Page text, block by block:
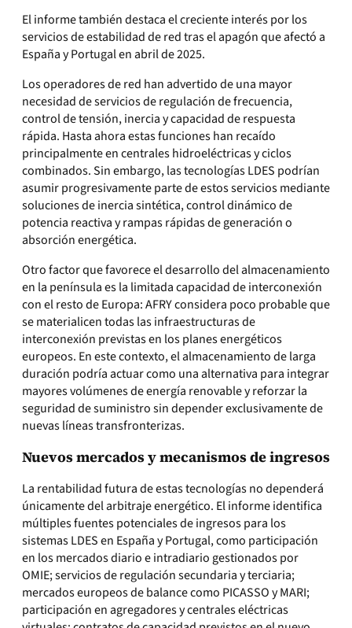
El informe también destaca el creciente interés por los
servicios de estabilidad de red tras el apagón que afectó a
España y Portugal en abril de 2025.
Los operadores de red han advertido de una mayor
necesidad de servicios de regulación de frecuencia,
control de tensión, inercia y capacidad de respuesta
rápida. Hasta ahora estas funciones han recaído
principalmente en centrales hidroeléctricas y ciclos
combinados. Sin embargo, las tecnologías LDES podrían
asumir progresivamente parte de estos servicios mediante
soluciones de inercia sintética, control dinámico de
potencia reactiva y rampas rápidas de generación o
absorción energética.
Otro factor que favorece el desarrollo del almacenamiento
en la península es la limitada capacidad de interconexión
con el resto de Europa: AFRY considera poco probable que
se materialicen todas las infraestructuras de
interconexión previstas en los planes energéticos
europeos. En este contexto, el almacenamiento de larga
duración podría actuar como una alternativa para integrar
mayores volúmenes de energía renovable y reforzar la
seguridad de suministro sin depender exclusivamente de
nuevas líneas transfronterizas.
Nuevos mercados y mecanismos de ingresos
La rentabilidad futura de estas tecnologías no dependerá
únicamente del arbitraje energético. El informe identifica
múltiples fuentes potenciales de ingresos para los
sistemas LDES en España y Portugal, como participación
en los mercados diario e intradiario gestionados por
OMIE; servicios de regulación secundaria y terciaria;
mercados europeos de balance como PICASSO y MARI;
participación en agregadores y centrales eléctricas